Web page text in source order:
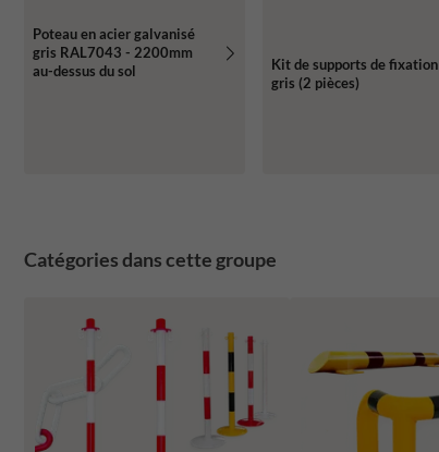
Poteau en acier galvanisé
gris RAL7043 - 2200mm
au-dessus du sol
Kit de supports de fixation
gris (2 pièces)
Catégories dans cette groupe